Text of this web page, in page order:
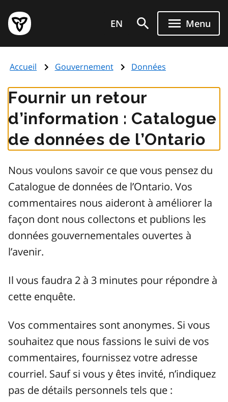
au
contenu
principal
Page
d'accueil
de
EN Menu
Accueil Gouvernement Données
Fournir un retour
d’information : Catalogue
de données de l’Ontario
Nous voulons savoir ce que vous pensez du
Catalogue de données de l’Ontario. Vos
commentaires nous aideront à améliorer la
façon dont nous collectons et publions les
données gouvernementales ouvertes à
l’avenir.
Il vous faudra 2 à 3 minutes pour répondre à
cette enquête.
Vos commentaires sont anonymes. Si vous
souhaitez que nous fassions le suivi de vos
commentaires, fournissez votre adresse
courriel. Sauf si vous y êtes invité, n’indiquez
pas de détails personnels tels que :